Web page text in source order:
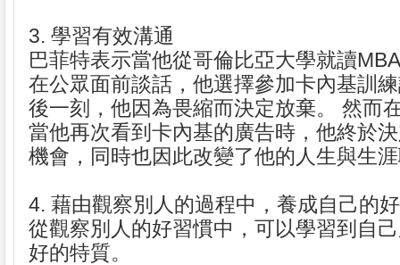
3. 學習有效溝通
巴菲特表示當他從哥倫比亞大學就讀
在公眾面前談話，他選擇參加卡內基訓
後一刻，他因為畏縮而決定放棄。 然而
當他再次看到卡內基的廣告時，他終於
機會，同時也因此改變了他的人生與生
4. 藉由觀察別人的過程中，養成自己的
從觀察別人的好習慣中，可以學習到自
好的特質。